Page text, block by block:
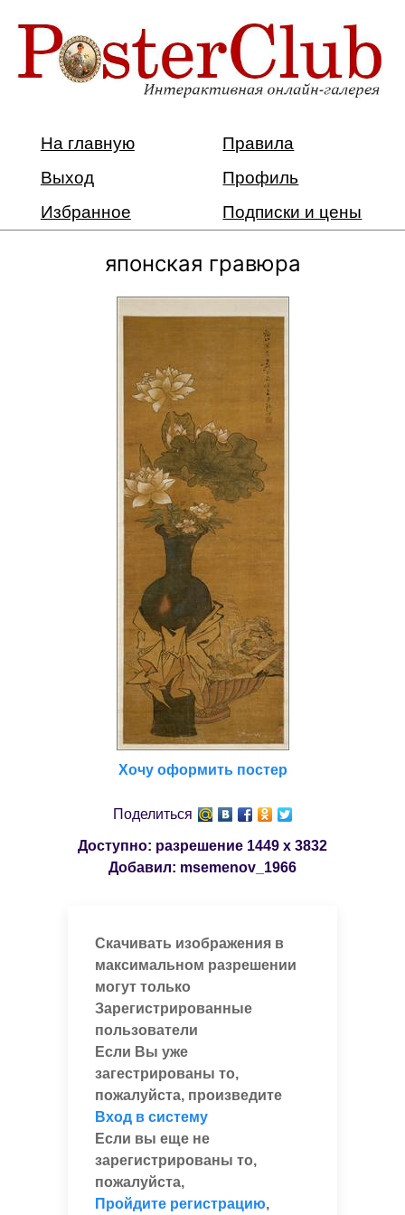
На главную
Правила
Выход
Профиль
Избранное
Подписки и цены
японская гравюра
Хочу оформить постер
Поделиться
Доступно: разрешение 1449 x 3832
Добавил: msemenov_1966
Скачивать изображения в
максимальном разрешении
могут только
Зарегистрированные
пользователи
Если Вы уже
загестрированы то,
пожалуйста, произведите
Вход в систему
Если вы еще не
зарегистрированы то,
пожалуйста,
Пройдите регистрацию,